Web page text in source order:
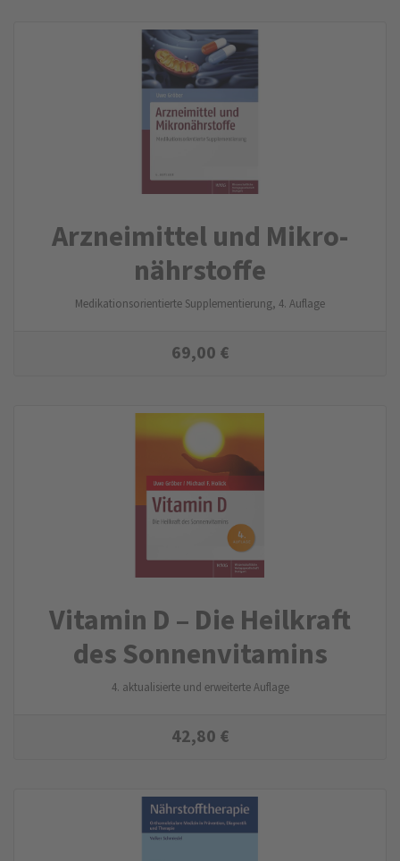
Arznei­mittel und Mikro­
nähr­stoffe
Medikationsorientierte Supplementierung, 4. Auflage
69,00 €
Vitamin D – Die Heilkraft
des Sonnen­vitamins
4. aktualisierte und erweiterte Auflage
42,80 €